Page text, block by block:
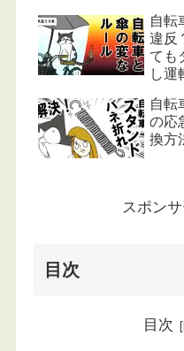
自転
違反
ても
し運
自転
の応
換方
スポン
目次
目次